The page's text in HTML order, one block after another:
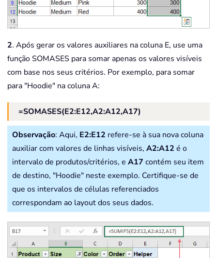
2. Após gerar os valores auxiliares na coluna E, use uma
função SOMASES para somar apenas os valores visíveis
com base nos seus critérios. Por exemplo, para somar
para "Hoodie" na coluna A:
=SOMASES(E2:E12,A2:A12,A17)
Observação: Aqui, E2:E12 refere-se à sua nova coluna
auxiliar com valores de linhas visíveis, A2:A12 é o
intervalo de produtos/critérios, e A17 contém seu item
de destino, "Hoodie" neste exemplo. Certifique-se de
que os intervalos de células referenciados
correspondam ao layout dos seus dados.